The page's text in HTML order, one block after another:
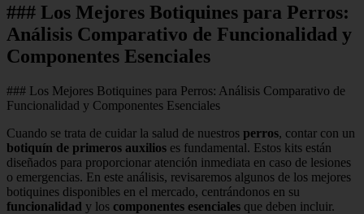
### Los Mejores Botiquines para Perros:
Análisis Comparativo de Funcionalidad y
Componentes Esenciales
### Los Mejores Botiquines para Perros: Análisis Comparativo de
Funcionalidad y Componentes Esenciales
Cuando se trata de cuidar la salud de nuestros perros, contar con un
botiquín de primeros auxilios es fundamental. Estos kits están
diseñados para proporcionar atención inmediata en caso de lesiones
o emergencias. En este análisis, revisaremos algunos de los mejores
botiquines disponibles en el mercado, centrándonos en su
funcionalidad y los componentes esenciales que deben incluir.